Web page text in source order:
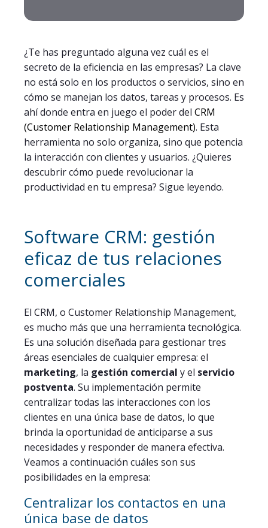
¿Te has preguntado alguna vez cuál es el
secreto de la eficiencia en las empresas? La clave
no está solo en los productos o servicios, sino en
cómo se manejan los datos, tareas y procesos. Es
ahí donde entra en juego el poder del CRM
(Customer Relationship Management). Esta
herramienta no solo organiza, sino que potencia
la interacción con clientes y usuarios. ¿Quieres
descubrir cómo puede revolucionar la
productividad en tu empresa? Sigue leyendo.
Software CRM: gestión
eficaz de tus relaciones
comerciales
El CRM, o Customer Relationship Management,
es mucho más que una herramienta tecnológica.
Es una solución diseñada para gestionar tres
áreas esenciales de cualquier empresa: el
marketing, la gestión comercial y el servicio
postventa. Su implementación permite
centralizar todas las interacciones con los
clientes en una única base de datos, lo que
brinda la oportunidad de anticiparse a sus
necesidades y responder de manera efectiva.
Veamos a continuación cuáles son sus
posibilidades en la empresa:
Centralizar los contactos en una
única base de datos